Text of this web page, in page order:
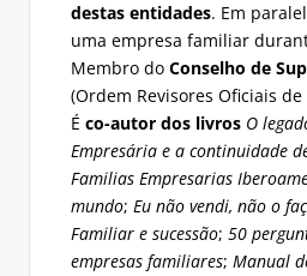
destas entidades. Em
uma empresa familiar
Membro do Conselho de
(Ordem Revisores Oficiais de
É co-autor dos livros O
Empresária e a continuidade
Familias Empresarias
mundo; Eu não vendi, não o
Familiar e sucessão; 50
empresas familiares; Manual